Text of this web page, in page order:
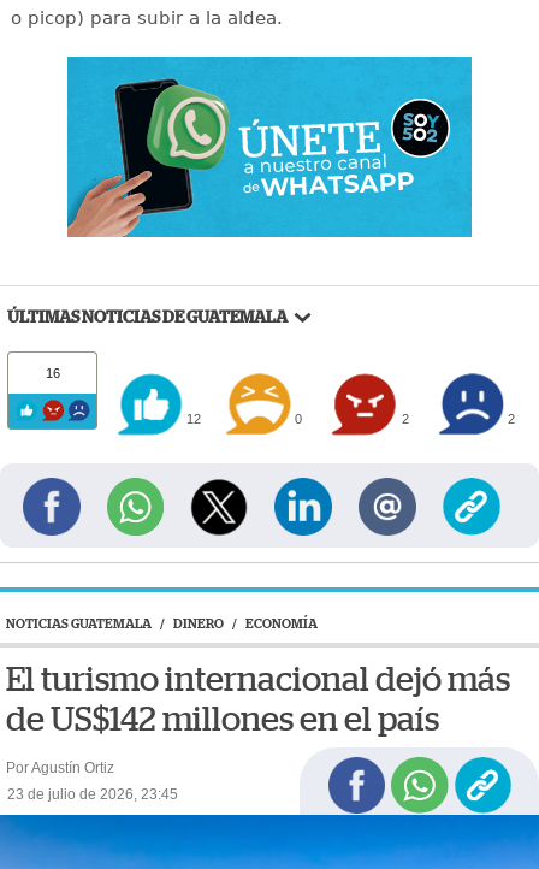
o picop) para subir a la aldea.
ÚLTIMAS NOTICIAS DE GUATEMALA
16
12 0 2 2
NOTICIAS GUATEMALA / DINERO / ECONOMÍA
El turismo internacional dejó más
de US$142 millones en el país
Por Agustín Ortiz
23 de julio de 2026, 23:45